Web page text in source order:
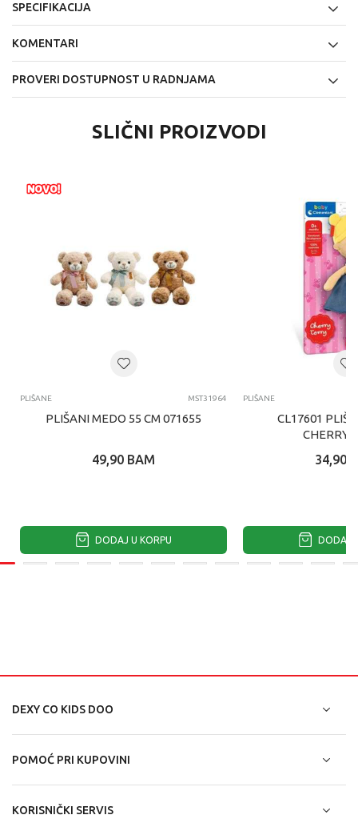
SPECIFIKACIJA
KOMENTARI
PROVERI DOSTUPNOST U RADNJAMA
SLIČNI PROIZVODI
PLIŠANE MST31964
PLIŠANI MEDO 55 CM 071655
49,90 BAM
DODAJ U KORPU
PLIŠANE
CL17601
CHERRY
34,90
DODAJ
DEXY CO KIDS DOO
POMOĆ PRI KUPOVINI
KORISNIČKI SERVIS